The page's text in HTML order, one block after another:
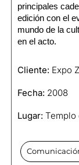
principales
edición con el
mundo de la
en el acto.
Cliente: Expo
Fecha: 2008
Lugar: Templo